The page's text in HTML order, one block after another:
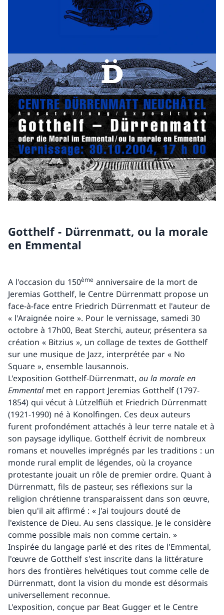
Gotthelf - Dürrenmatt, ou la morale
en Emmental
A l'occasion du 150ème anniversaire de la mort de
Jeremias Gotthelf, le Centre Dürrenmatt propose un
face-à-face entre Friedrich Dürrenmatt et l'auteur de
« l'Araignée noire ». Pour le vernissage, samedi 30
octobre à 17h00, Beat Sterchi, auteur, présentera sa
création « Bitzius », un collage de textes de Gotthelf
sur une musique de Jazz, interprétée par « No
Square », ensemble lausannois.
L'exposition Gotthelf-Dürrenmatt, ou la morale en
Emmentalmet en rapport Jeremias Gotthelf (1797-
1854) qui vécut à Lützelflüh et Friedrich Dürrenmatt
(1921-1990) né à Konolfingen. Ces deux auteurs
furent profondément attachés à leur terre natale et à
son paysage idyllique. Gotthelf écrivit de nombreux
romans et nouvelles imprégnés par les traditions : un
monde rural emplit de légendes, où la croyance
protestante jouait un rôle de premier ordre. Quant à
Dürrenmatt, fils de pasteur, ses réflexions sur la
religion chrétienne transparaissent dans son œuvre,
bien qu'il ait affirmé : « J'ai toujours douté de
l'existence de Dieu. Au sens classique. Je le considère
comme possible mais non comme certain. »
Inspirée du langage parlé et des rites de l'Emmental,
l'œuvre de Gotthelf s'est inscrite dans la littérature
hors des frontières helvétiques tout comme celle de
Dürrenmatt, dont la vision du monde est désormais
universellement reconnue.
L'exposition, conçue par Beat Gugger et le Centre